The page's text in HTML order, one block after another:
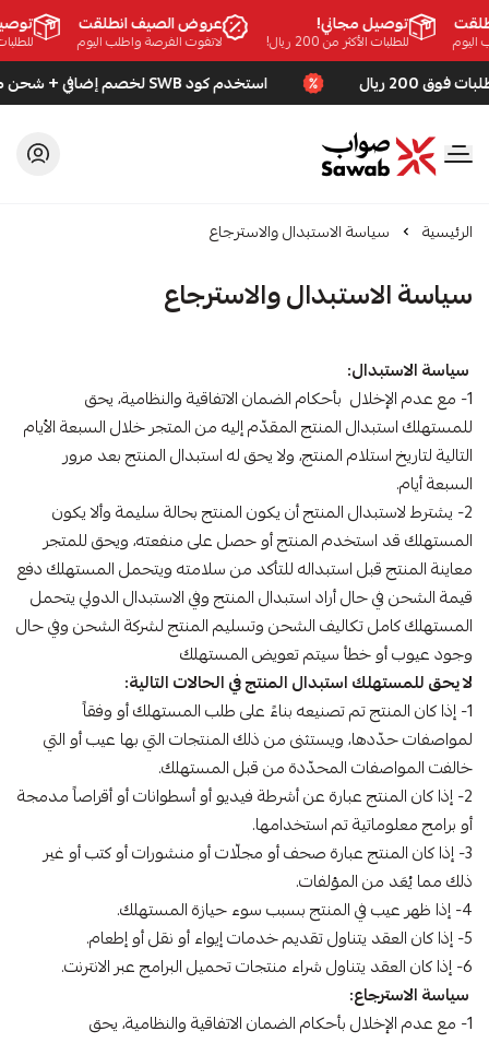
توصيل مجاني!
للطلبات الأكثر من 200 ريال!
عروض الصيف انطلقت
لاتفوت الفرصة واطلب اليوم للطلبات
استخدم كود SWB لخصم إضافي + شحن مجاني للطلبات فوق 200 ريال
صواب
الرئيسية سياسة الاستبدال والاسترجاع
سياسة الاستبدال والاسترجاع
سياسة الاستبدال:
1- مع عدم الإخلال بأحكام الضمان الاتفاقية والنظامية، يحق
للمستهلك استبدال المنتج المقدّم إليه من المتجر خلال السبعة الأيام
التالية لتاريخ استلام المنتج، ولا يحق له استبدال المنتج بعد مرور
السبعة أيام.
2- يشترط لاستبدال المنتج أن يكون المنتج بحالة سليمة وألا يكون
المستهلك قد استخدم المنتج أو حصل على منفعته، ويحق للمتجر
معاينة المنتج قبل استبداله للتأكد من سلامته ويتحمل المستهلك دفع
قيمة الشحن في حال أراد استبدال المنتج وفي الاستبدال الدولي يتحمل
المستهلك كامل تكاليف الشحن وتسليم المنتج لشركة الشحن وفي حال
وجود عيوب أو خطأ سيتم تعويض المستهلك
لا يحق للمستهلك استبدال المنتج في الحالات التالية:
1- إذا كان المنتج تم تصنيعه بناءً على طلب المستهلك أو وفقاً
لمواصفات حدّدها، ويستثنى من ذلك المنتجات التي بها عيب أو التي
خالفت المواصفات المحدّدة من قبل المستهلك.
2- إذا كان المنتج عبارة عن أشرطة فيديو أو أسطوانات أو أقراصاً مدمجة
أو برامج معلوماتية تم استخدامها.
3- إذا كان المنتج عبارة صحف أو مجلّات أو منشورات أو كتب أو غير
ذلك مما يُعَد من المؤلفات.
4- إذا ظهر عيب في المنتج بسبب سوء حيازة المستهلك.
5- إذا كان العقد يتناول تقديم خدمات إيواء أو نقل أو إطعام.
6- إذا كان العقد يتناول شراء منتجات تحميل البرامج عبر الانترنت.
سياسة الاسترجاع:
1- مع عدم الإخلال بأحكام الضمان الاتفاقية والنظامية، يحق